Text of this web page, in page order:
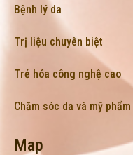
Bệnh lý da
Trị liệu chuyên biệt
Trẻ hóa công nghệ cao
Chăm sóc da và mỹ phẩm
Map